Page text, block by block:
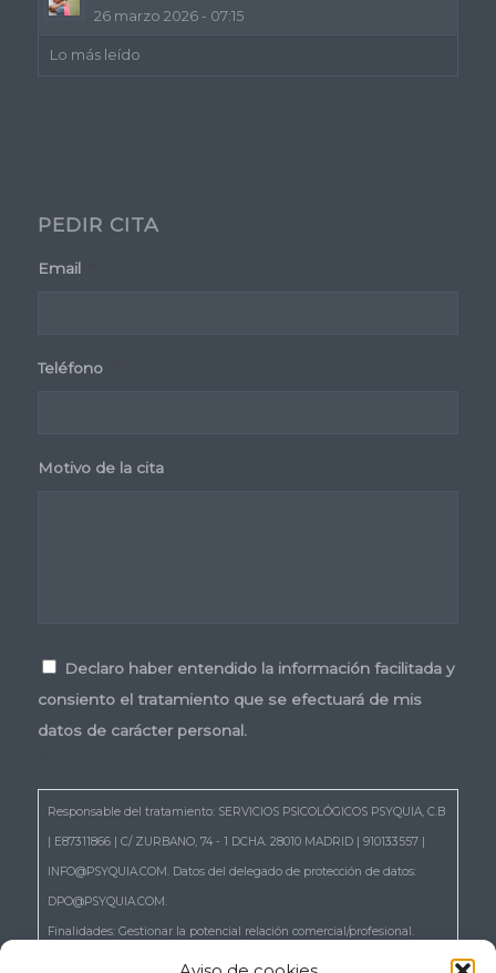
26 marzo 2026 - 07:15
Lo más leído
PEDIR CITA
Email
Teléfono
Motivo de la cita
Consentimiento
Declaro haber entendido la información facilitada y
consiento el tratamiento que se efectuará de mis
datos de carácter personal.
Responsable del tratamiento: SERVICIOS PSICOLÓGICOS PSYQUIA, C.B
| E87311866 | C/ ZURBANO, 74 - 1 DCHA. 28010 MADRID | 910133557 |
INFO@PSYQUIA.COM. Datos del delegado de protección de datos:
DPO@PSYQUIA.COM.
Finalidades: Gestionar la potencial relación comercial/profesional.
Atender las consultas y remitir la información que nos solicita.